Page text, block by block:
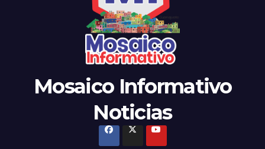
Mosaico Informativo
Noticias